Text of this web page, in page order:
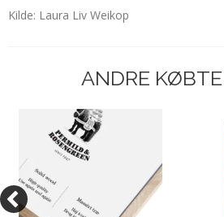
Kilde: Laura Liv Weikop
ANDRE